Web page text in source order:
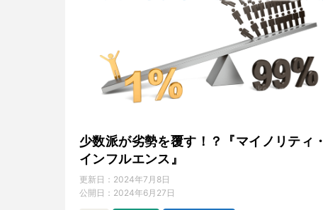
少数派が劣勢を覆す！？『マイノリティ・
インフルエンス』
更新日： 2024年7月8日
公開日： 2024年6月27日